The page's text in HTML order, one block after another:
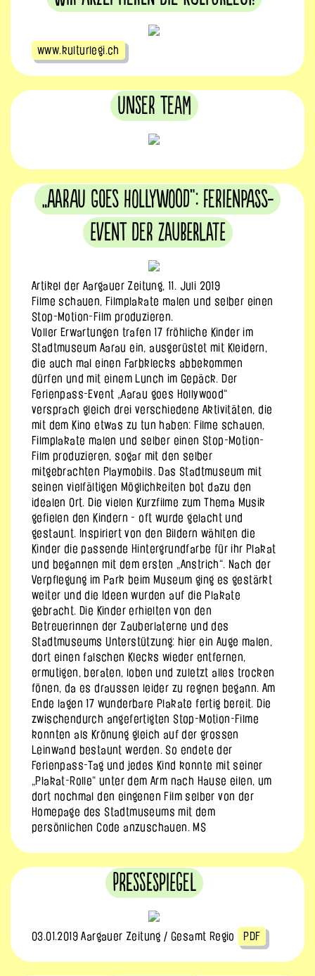
www.kulturlegi.ch
Unser Team
„Aarau goes Hollywood“: Ferienpass-
Event der Zauberlate
Artikel der Aargauer Zeitung, 11. Juli 2019
Filme schauen, Filmplakate malen und selber einen
Stop-Motion-Film produzieren.
Voller Erwartungen trafen 17 fröhliche Kinder im
Stadtmuseum Aarau ein, ausgerüstet mit Kleidern,
die auch mal einen Farbklecks abbekommen
dürfen und mit einem Lunch im Gepäck. Der
Ferienpass-Event „Aarau goes Hollywood“
versprach gleich drei verschiedene Aktivitäten, die
mit dem Kino etwas zu tun haben: Filme schauen,
Filmplakate malen und selber einen Stop-Motion-
Film produzieren, sogar mit den selber
mitgebrachten Playmobils. Das Stadtmuseum mit
seinen vielfältigen Möglichkeiten bot dazu den
idealen Ort. Die vielen Kurzfilme zum Thema Musik
gefielen den Kindern - oft wurde gelacht und
gestaunt. Inspiriert von den Bildern wählten die
Kinder die passende Hintergrundfarbe für ihr Plakat
und begannen mit dem ersten „Anstrich“. Nach der
Verpflegung im Park beim Museum ging es gestärkt
weiter und die Ideen wurden auf die Plakate
gebracht. Die Kinder erhielten von den
Betreuerinnen der Zauberlaterne und des
Stadtmuseums Unterstützung: hier ein Auge malen,
dort einen falschen Klecks wieder entfernen,
ermutigen, beraten, loben und zuletzt alles trocken
fönen, da es draussen leider zu regnen begann. Am
Ende lagen 17 wunderbare Plakate fertig bereit. Die
zwischendurch angefertigten Stop-Motion-Filme
konnten als Krönung gleich auf der grossen
Leinwand bestaunt werden. So endete der
Ferienpass-Tag und jedes Kind konnte mit seiner
„Plakat-Rolle“ unter dem Arm nach Hause eilen, um
dort nochmal den eingenen Film selber von der
Homepage des Stadtmuseums mit dem
persönlichen Code anzuschauen. MS
Pressespiegel
03.01.2019 Aargauer Zeitung / Gesamt Regio PDF